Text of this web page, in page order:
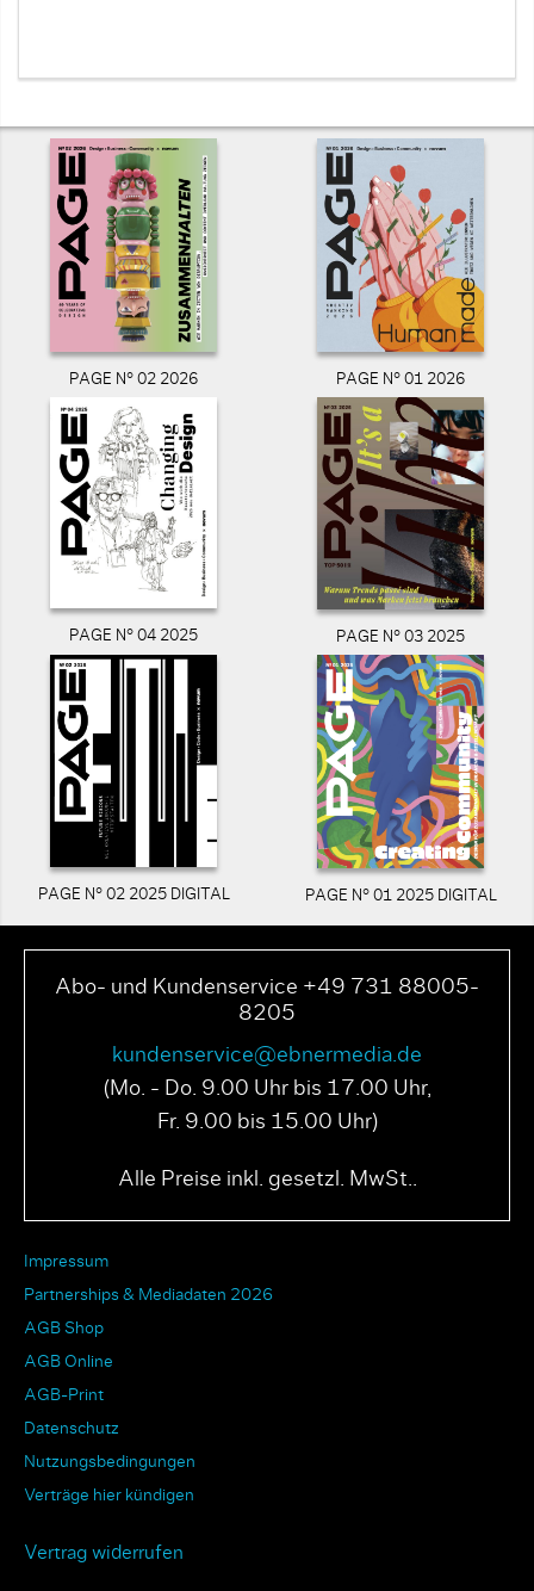
PAGE N° 02 2026 PAGE N° 01 2026
PAGE N° 04 2025 PAGE N° 03 2025
PAGE N° 02 2025 DIGITAL PAGE N° 01 2025 DIGITAL
Abo- und Kundenservice +49 731 88005-
8205
kundenservice@ebnermedia.de
(Mo. - Do. 9.00 Uhr bis 17.00 Uhr,
Fr. 9.00 bis 15.00 Uhr)
Alle Preise inkl. gesetzl. MwSt..
Impressum
Partnerships & Mediadaten 2026
AGB Shop
AGB Online
AGB-Print
Datenschutz
Nutzungsbedingungen
Verträge hier kündigen
Vertrag widerrufen